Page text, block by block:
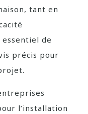
tant en
de
précis pour
l’installation